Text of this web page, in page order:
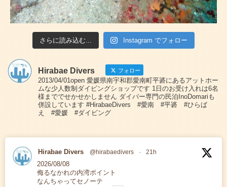
さらに読み込む... Instagram でフォロー
Hirabae Divers フォロー
2013/04/01open 愛媛県南宇和郡愛南町平碆にあるアットホー
ムな少人数制ダイビングショップです 1日のお受け入れは6名
様まででせかせかしません ダイバー専門の民泊InoDomariも
併設しています #HirabaeDivers #愛南 #平碆 #ひらば
え #愛媛 #ダイビング
Hirabae Divers @hirabaedivers · 21h
2026/08/08
侮るなかれの内湾ポイント
なんちゃってセノーテ